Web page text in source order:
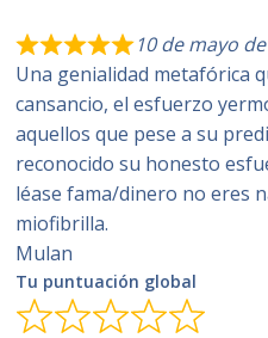
10 de mayo
Una genialidad metafórica
cansancio, el esfuerzo
aquellos que pese a su
reconocido su honesto
léase fama/dinero no eres
miofibrilla.
Mulan
Tu puntuación global